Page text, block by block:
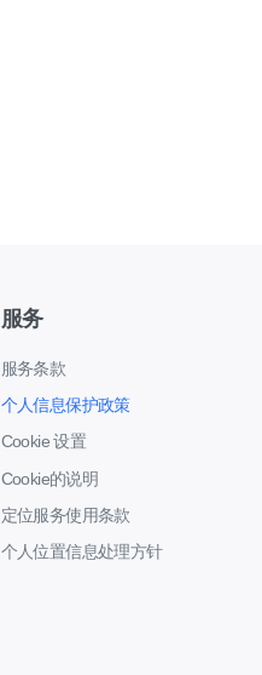
服务
服务条款
个人信息保护政策
Cookie 设置
Cookie的说明
定位服务使用条款
个人位置信息处理方针